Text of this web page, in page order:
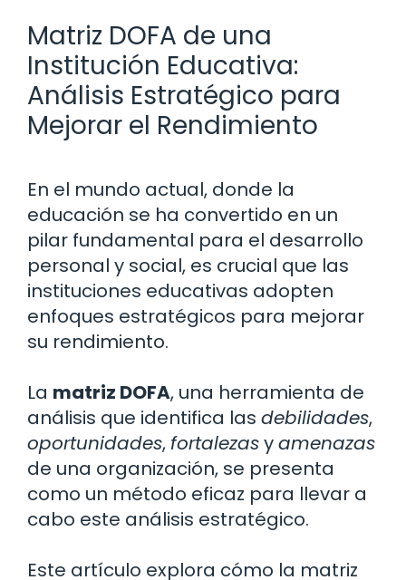
Matriz DOFA de una
Institución Educativa:
Análisis Estratégico para
Mejorar el Rendimiento
En el mundo actual, donde la
educación se ha convertido en un
pilar fundamental para el desarrollo
personal y social, es crucial que las
instituciones educativas adopten
enfoques estratégicos para mejorar
su rendimiento.
La matriz DOFA, una herramienta de
análisis que identifica las debilidades,
oportunidades, fortalezasyamenazas
de una organización, se presenta
como un método eficaz para llevar a
cabo este análisis estratégico.
Este artículo explora cómo la matriz